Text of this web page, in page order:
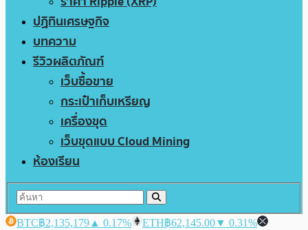
ปฏิทินเศรษฐกิจ
บทความ
รีวิวผลิตภัณฑ์
เว็บซื้อขาย
กระเป๋าเก็บเหรียญ
เครื่องขุด
เว็บขุดแบบ Cloud Mining
ห้องเรียน
BTC฿2,135,179 ▲ 0.17% ETH฿62,145.00▼ 0.31%